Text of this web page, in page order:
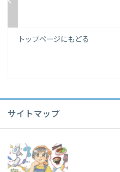
トップページにもどる
サイトマップ